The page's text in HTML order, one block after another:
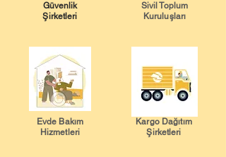
Güvenlik
Şirketleri
Evde Bakım
Hizmetleri
Sivil Toplum
Kuruluşları
Kargo Dağıtım
Şirketleri